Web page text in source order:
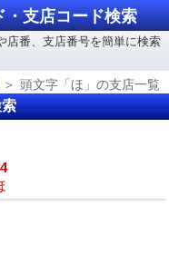
・支店コード検索
店番、支店番号を簡単に検索
頭文字「ほ」の支店一覧